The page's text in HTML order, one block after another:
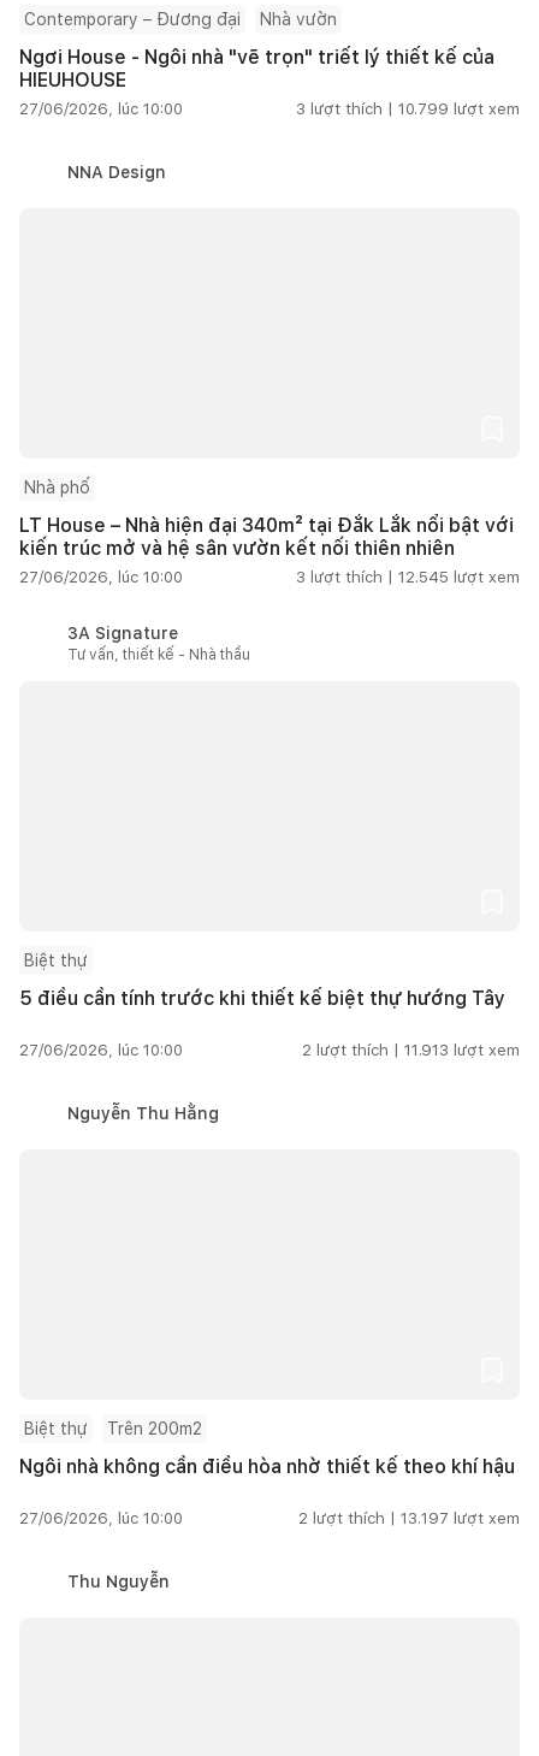
Contemporary – Đương đại Nhà vườn
Ngơi House - Ngôi nhà "vẽ trọn" triết lý thiết kế của
HIEUHOUSE
27/06/2026, lúc 10:00 3 lượt thích | 10.799 lượt xem
NNA Design
Nhà phố
LT House – Nhà hiện đại 340m² tại Đắk Lắk nổi bật với
kiến trúc mở và hệ sân vườn kết nối thiên nhiên
27/06/2026, lúc 10:00 3 lượt thích | 12.545 lượt xem
3A Signature
Tư vấn, thiết kế - Nhà thầu
Biệt thự
5 điều cần tính trước khi thiết kế biệt thự hướng Tây
27/06/2026, lúc 10:00 2 lượt thích | 11.913 lượt xem
Nguyễn Thu Hằng
Biệt thự Trên 200m2
Ngôi nhà không cần điều hòa nhờ thiết kế theo khí hậu
27/06/2026, lúc 10:00 2 lượt thích | 13.197 lượt xem
Thu Nguyễn